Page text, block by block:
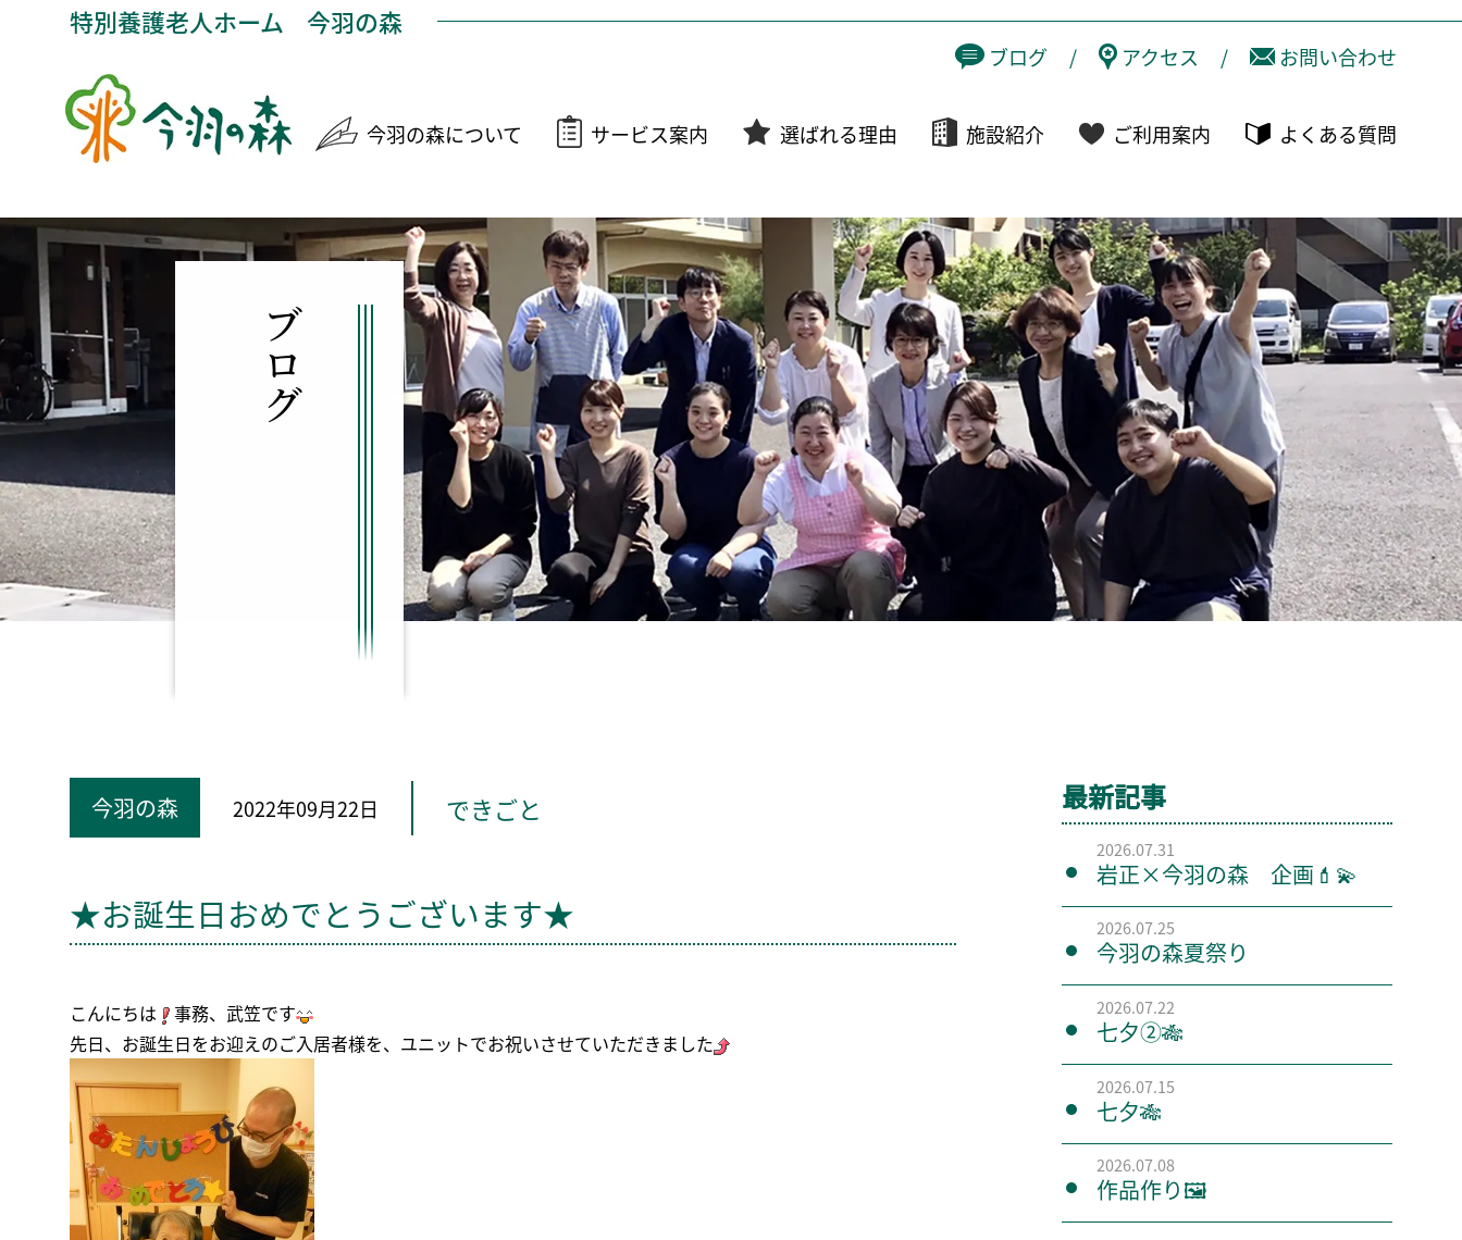
特別養護老人ホーム 今羽の森
ブログ / アクセス / お問い合わせ
今羽の森について サービス案内 選ばれる理由 施設紹介 ご利用案内 よくある質問
ブログ
今羽の森 2022年09月22日 できごと
★お誕生日おめでとうございます★
こんにちは
事務、武笠です
先日、お誕生日をお迎えのご入居者様を、ユニットでお祝いさせていただきました
最新記事
2026.07.31
岩正×今羽の森 企画💄💫
2026.07.25
今羽の森夏祭り
2026.07.22
七夕②🎋
2026.07.15
七夕🎋
2026.07.08
作品作り🖼️